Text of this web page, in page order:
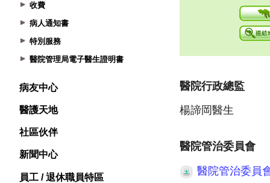
收費
病人通知書
特別服務
醫院管理局電子醫生證明書
病友中心
醫護天地
社區伙伴
新聞中心
員工 / 退休職員特區